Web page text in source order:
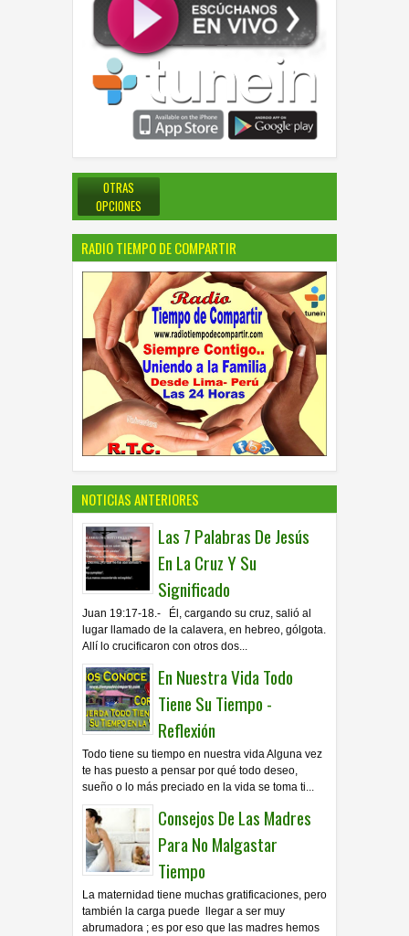
OTRAS
OPCIONES
RADIO TIEMPO DE COMPARTIR
NOTICIAS ANTERIORES
Las 7 Palabras De Jesús
En La Cruz Y Su
Significado
Juan 19:17-18.- Él, cargando su cruz, salió al
lugar llamado de la calavera, en hebreo, gólgota.
Allí lo crucificaron con otros dos...
En Nuestra Vida Todo
Tiene Su Tiempo -
Reflexión
Todo tiene su tiempo en nuestra vida Alguna vez
te has puesto a pensar por qué todo deseo,
sueño o lo más preciado en la vida se toma ti...
Consejos De Las Madres
Para No Malgastar
Tiempo
La maternidad tiene muchas gratificaciones, pero
también la carga puede llegar a ser muy
abrumadora ; es por eso que las madres hemos